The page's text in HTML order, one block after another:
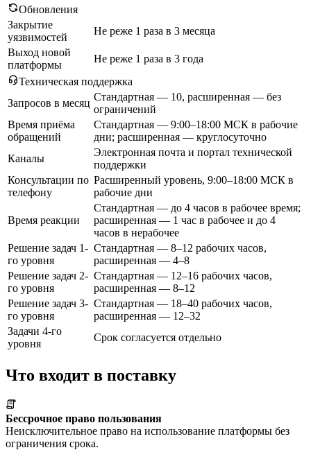
Обновления
Закрытие
уязвимостей
Не реже 1 раза в 3 месяца
Выход новой
платформы
Не реже 1 раза в 3 года
Техническая поддержка
Запросов в месяц
Стандартная — 10, расширенная — без
ограничений
Время приёма
обращений
Стандартная — 9:00–18:00 МСК в рабочие
дни; расширенная — круглосуточно
Каналы
Электронная почта и портал технической
поддержки
Консультации по
телефону
Расширенный уровень, 9:00–18:00 МСК в
рабочие дни
Время реакции
Стандартная — до 4 часов в рабочее время;
расширенная — 1 час в рабочее и до 4
часов в нерабочее
Решение задач 1-
го уровня
Стандартная — 8–12 рабочих часов,
расширенная — 4–8
Решение задач 2-
го уровня
Стандартная — 12–16 рабочих часов,
расширенная — 8–12
Решение задач 3-
го уровня
Стандартная — 18–40 рабочих часов,
расширенная — 12–32
Задачи 4-го
уровня
Срок согласуется отдельно
Что входит в поставку
Бессрочное право пользования
Неисключительное право на использование платформы без
ограничения срока.